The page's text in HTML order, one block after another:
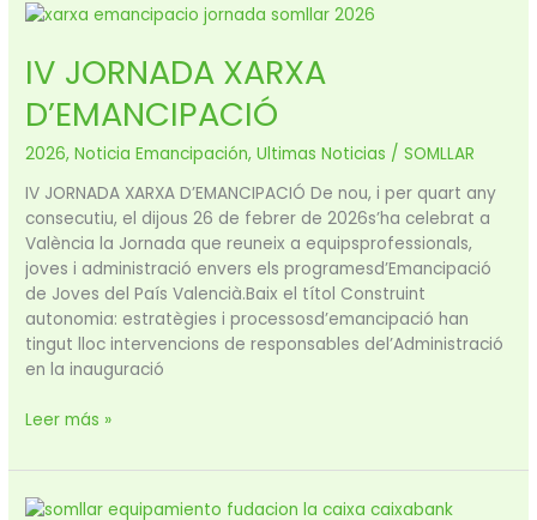
IV JORNADA XARXA
D’EMANCIPACIÓ
2026,Noticia Emancipación,Ultimas Noticias /SOMLLAR
IV JORNADA XARXA D’EMANCIPACIÓ De nou, i per quart any
consecutiu, el dijous 26 de febrer de 2026s’ha celebrat a
València la Jornada que reuneix a equipsprofessionals,
joves i administració envers els programesd’Emancipació
de Joves del País Valencià.Baix el títol Construint
autonomia: estratègies i processosd’emancipació han
tingut lloc intervencions de responsables del’Administració
en la inauguració
IV
XARXA
D’EMANCIPACIÓ
Leer más »
NUEVO